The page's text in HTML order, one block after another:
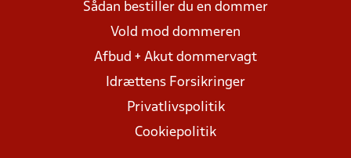
Sådan bestiller du en dommer
Vold mod dommeren
Afbud + Akut dommervagt
Idrættens Forsikringer
Privatlivspolitik
Cookiepolitik